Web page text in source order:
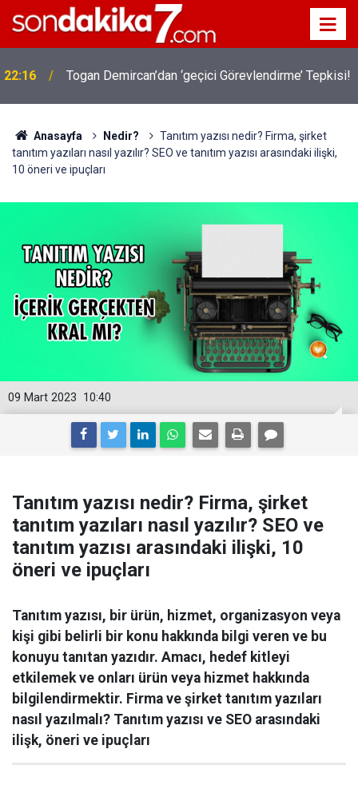
19:32 Sıcak Havalarda Ödem Şikayetini Hafife Almayın!
Anasayfa Nedir?
Tanıtım yazısı nedir? Firma, şirket
tanıtım yazıları nasıl yazılır? SEO ve tanıtım yazısı arasındaki ilişki,
10 öneri ve ipuçları
10:40
09 Mart 2023
Tanıtım yazısı nedir? Firma, şirket
tanıtım yazıları nasıl yazılır? SEO ve
tanıtım yazısı arasındaki ilişki, 10
öneri ve ipuçları
Tanıtım yazısı, bir ürün, hizmet, organizasyon veya
kişi gibi belirli bir konu hakkında bilgi veren ve bu
konuyu tanıtan yazıdır. Amacı, hedef kitleyi
etkilemek ve onları ürün veya hizmet hakkında
bilgilendirmektir. Firma ve şirket tanıtım yazıları
nasıl yazılmalı? Tanıtım yazısı ve SEO arasındaki
ilişk, öneri ve ipuçları